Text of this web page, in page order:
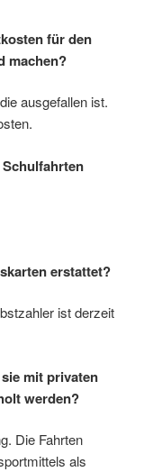
für den
machen?
ausgefallen ist.
erstattet?
ist derzeit
mit privaten
werden?
Die Fahrten
als